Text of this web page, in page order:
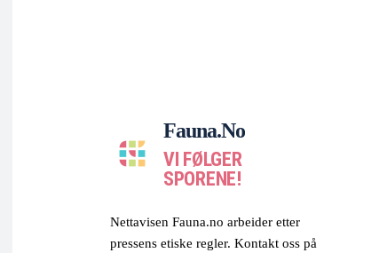
Fauna.no
VI FØLGER
SPORENE!
Nettavisen Fauna.no arbeider etter
pressens etiske regler. Kontakt oss på